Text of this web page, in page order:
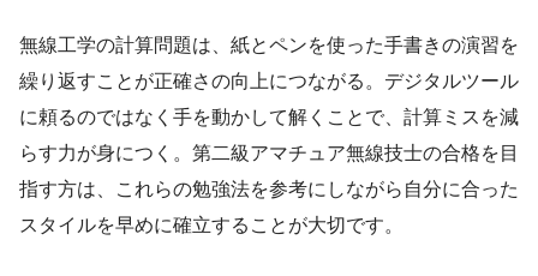
無線工学の計算問題は、紙とペンを使った手書きの演習を
繰り返すことが正確さの向上につながる。デジタルツール
に頼るのではなく手を動かして解くことで、計算ミスを減
らす力が身につく。第二級アマチュア無線技士の合格を目
指す方は、これらの勉強法を参考にしながら自分に合った
スタイルを早めに確立することが大切です。